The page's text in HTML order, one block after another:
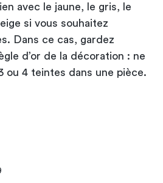
avec le jaune, le gris, le
si vous souhaitez
Dans ce cas, gardez
d’or de la décoration : ne
ou 4 teintes dans une pièce.